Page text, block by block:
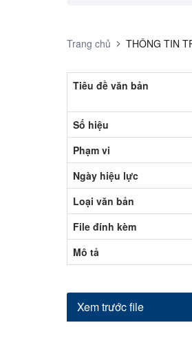
Trang chủ THÔNG TIN
Tiêu đề văn bản
Số hiệu
Phạm vi
Ngày hiệu lực
Loại văn bản
File đính kèm
Mô tả
Xem trước file